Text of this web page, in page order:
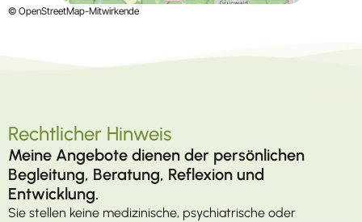
© OpenStreetMap-Mitwirkende
Rechtlicher Hinweis
Meine Angebote dienen der persönlichen
Begleitung, Beratung, Reflexion und
Entwicklung.
Sie stellen keine medizinische, psychiatrische oder